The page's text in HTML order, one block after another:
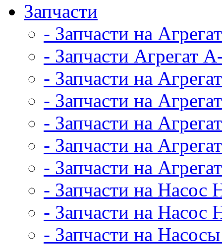
Запчасти
- Запчасти на
- Запчасти Агрегат
- Запчасти на
- Запчасти на
- Запчасти на
- Запчасти на
- Запчасти на
- Запчасти на
- Запчасти на Насос
- Запчасти на